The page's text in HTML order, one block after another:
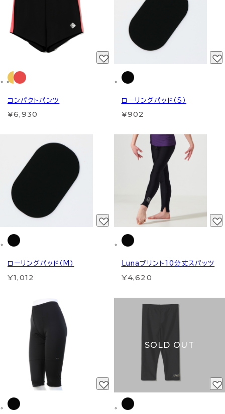
コンパクトパンツ
¥6,930
ローリングパッド（S）
¥902
ローリングパッド（M）
¥1,012
Lunaプリント10分丈スパッツ
¥4,620
SOLD OUT